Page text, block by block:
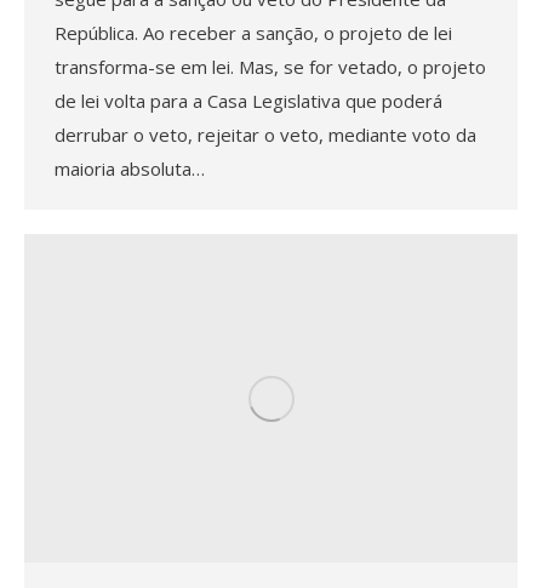
República. Ao receber a sanção, o projeto de lei
transforma-se em lei. Mas, se for vetado, o projeto
de lei volta para a Casa Legislativa que poderá
derrubar o veto, rejeitar o veto, mediante voto da
maioria absoluta…